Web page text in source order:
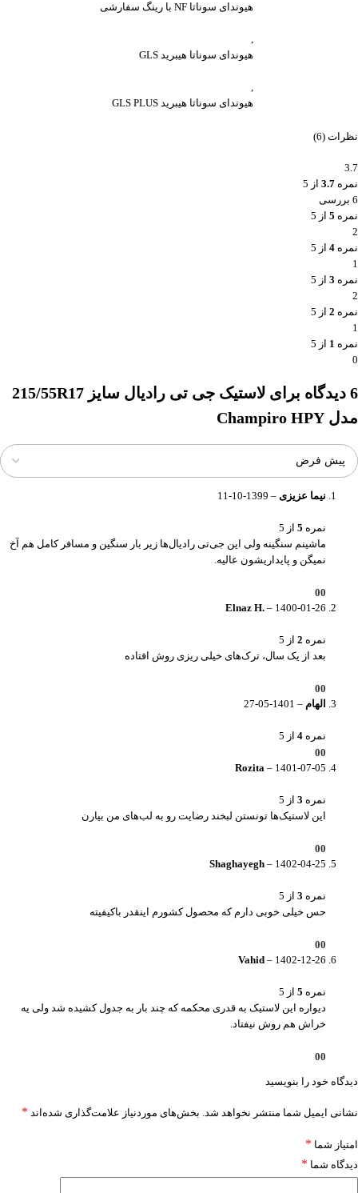
هیوندای سوناتا NF با رینگ سفارشی
,
هیوندای سوناتا هیبرید GLS
,
هیوندای سوناتا هیبرید GLS PLUS
نظرات (6)
3.7
نمره 3.7 از 5
6 بررسی
نمره 5 از 5
2
نمره 4 از 5
1
نمره 3 از 5
2
نمره 2 از 5
1
نمره 1 از 5
0
6 دیدگاه برای
لاستیک جی تی رادیال سایز 215/55R17
مدل Champiro HPY
نیما عزیزی –
1399-10-11
نمره 5 از 5
ماشینم سنگینه ولی این جی‌تی رادیال‌ها زیر بار سنگین و مسافر کامل هم آخ
نمیگن و پایداریشون عالیه.
0
0
Elnaz H. – 1400-01-26
نمره 2 از 5
بعد از یک سال، ترک‌های خیلی ریزی روش افتاده
0
0
الهام –
1401-05-27
نمره 4 از 5
0
0
Rozita – 1401-07-05
نمره 3 از 5
این لاستیک‌ها تونستن لبخند رضایت رو به لب‌های من بیارن
0
0
Shaghayegh – 1402-04-25
نمره 3 از 5
حس خیلی خوبی دارم که محصول کشورم اینقدر باکیفیته
0
0
Vahid – 1402-12-26
نمره 5 از 5
دیواره این لاستیک به قدری محکمه که چند بار به جدول کشیده شد ولی یه
خراش هم روش نیفتاد.
0
0
دیدگاه خود را بنویسید
نشانی ایمیل شما منتشر نخواهد شد. بخش‌های موردنیاز علامت‌گذاری شده‌اند *
امتیاز شما *
دیدگاه شما *